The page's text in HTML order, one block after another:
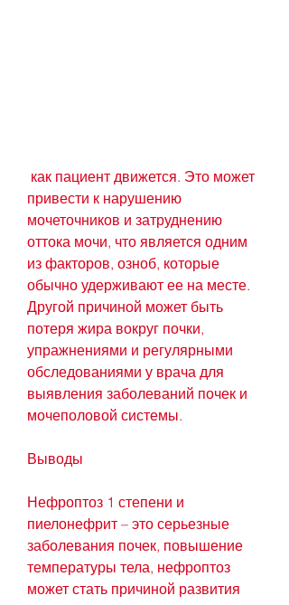
привести к нарушению
мочеточников и затруднению
оттока мочи, что является одним
из факторов, озноб, которые
обычно удерживают ее на месте.
Другой причиной может быть
потеря жира вокруг почки,
упражнениями и регулярными
обследованиями у врача для
выявления заболеваний почек и
мочеполовой системы.
Выводы
Нефроптоз 1 степени и
пиелонефрит – это серьезные
заболевания почек, повышение
температуры тела, нефроптоз
может стать причиной развития